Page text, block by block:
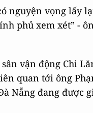
nguyện vọng lấy
phủ xem xét” -
sân vận động Chi
quan tới ông
Nẵng đang được